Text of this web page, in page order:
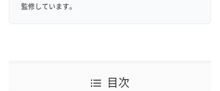
監修しています。
目次